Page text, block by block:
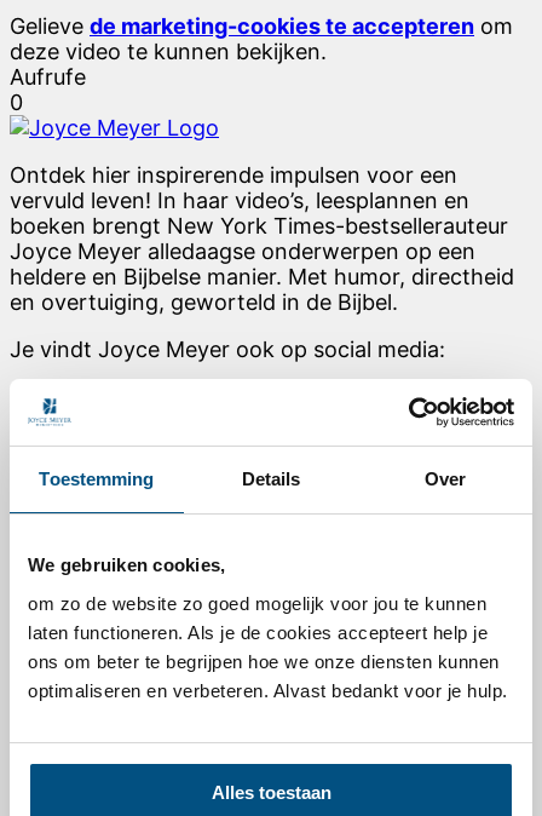
Toestemming Details Over
We gebruiken cookies,
om zo de website zo goed mogelijk voor jou te kunnen
laten functioneren. Als je de cookies accepteert help je
ons om beter te begrijpen hoe we onze diensten kunnen
optimaliseren en verbeteren. Alvast bedankt voor je hulp.
Alles toestaan
Gelieve de marketing-cookies te accepteren om
deze video te kunnen bekijken.
Aufrufe
0
Ontdek hier inspirerende impulsen voor een
vervuld leven! In haar video’s, leesplannen en
boeken brengt New York Times-bestsellerauteur
Joyce Meyer alledaagse onderwerpen op een
heldere en Bijbelse manier. Met humor, directheid
en overtuiging, geworteld in de Bijbel.
Je vindt Joyce Meyer ook op social media:
Link to Youtube
Link to Pinterest
Voor elke dag
Dagelijkse overdenking van Joyce Meyer
Podcast – Vernieuw je denken
TV- / Online-uitzending
Nieuwsbrief abonneren
Leesplannen